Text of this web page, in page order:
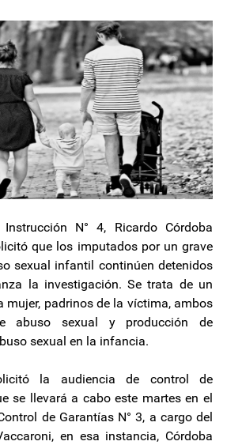
N° 4, Ricardo Córdoba
que los imputados por un grave
sexual infantil continúen detenidos
la investigación. Se trata de un
mujer, padrinos de la víctima, ambos
abuso sexual y producción de
sexual en la infancia.
la audiencia de control de
se llevará a cabo este martes en el
de Garantías N° 3, a cargo del
en esa instancia, Córdoba